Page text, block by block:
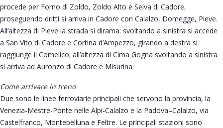
procede per Forno di Zoldo, Zoldo Alto e Selva di Cadore,
proseguendo dritti si arriva in Cadore con Calalzo, Domegge, Pieve.
All’altezza di Pieve la strada si dirama: svoltando a sinistra si accede
a San Vito di Cadore e Cortina d’Ampezzo, girando a destra si
raggiunge il Comelico; all’altezza di Cima Gogna svoltando a sinistra
si arriva ad Auronzo di Cadore e Misurina.
Come arrivare in treno
Due sono le linee ferroviarie principali che servono la provincia, la
Venezia-Mestre-Ponte nelle Alpi-Calalzo e la Padova–Calalzo, via
Castelfranco, Montebelluna e Feltre. Le principali stazioni sono